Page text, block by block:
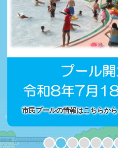
市民プールの情報はこちらから